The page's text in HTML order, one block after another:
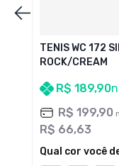
TENIS WC 172
ROCK/CREAM
R$ 189,90
R$ 199,90
R$ 66,63
Qual cor você